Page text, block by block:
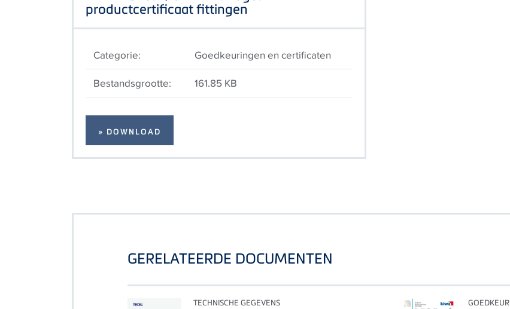
productcertificaat fittingen
Categorie:
Goedkeuringen en certificaten
Bestandsgrootte:
161.85 KB
» DOWNLOAD
GERELATEERDE DOCUMENTEN
TECHNISCHE GEGEVENS